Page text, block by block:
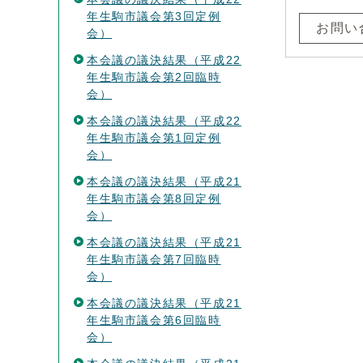
お問い
年生駒市議会第3回定例
会）
本会議の議決結果（平成22
年生駒市議会第2回臨時
会）
本会議の議決結果（平成22
年生駒市議会第1回定例
会）
本会議の議決結果（平成21
年生駒市議会第8回定例
会）
本会議の議決結果（平成21
年生駒市議会第7回臨時
会）
本会議の議決結果（平成21
年生駒市議会第6回臨時
会）